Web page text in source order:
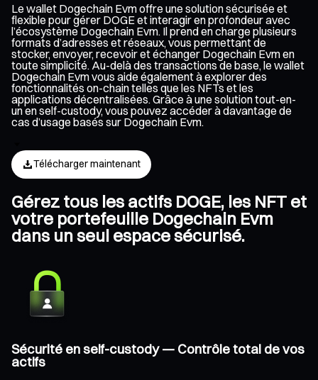
Le wallet Dogechain Evm offre une solution sécurisée et
flexible pour gérer DOGE et interagir en profondeur avec
l’écosystème Dogechain Evm. Il prend en charge plusieurs
formats d’adresses et réseaux, vous permettant de
stocker, envoyer, recevoir et échanger Dogechain Evm en
toute simplicité. Au-delà des transactions de base, le wallet
Dogechain Evm vous aide également à explorer des
fonctionnalités on-chain telles que les NFTs et les
applications décentralisées. Grâce à une solution tout-en-
un en self-custody, vous pouvez accéder à davantage de
cas d’usage basés sur Dogechain Evm.
Télécharger maintenant
Gérez tous les actifs DOGE, les NFT et
votre portefeuille Dogechain Evm
dans un seul espace sécurisé.
Sécurité en self-custody — Contrôle total de vos
actifs